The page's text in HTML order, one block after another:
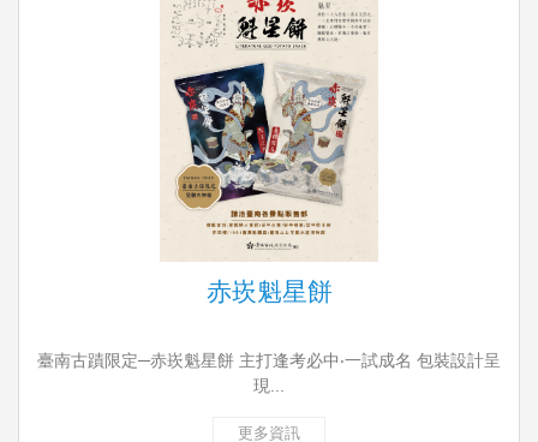
赤崁魁星餅
臺南古蹟限定─赤崁魁星餅 主打逢考必中‧一試成名 包裝設計呈
現...
更多資訊